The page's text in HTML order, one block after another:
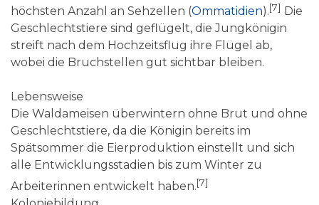
höchsten Anzahl an Sehzellen (Ommatidien).[7] Die
Geschlechtstiere sind geflügelt, die Jungkönigin
streift nach dem Hochzeitsflug ihre Flügel ab,
wobei die Bruchstellen gut sichtbar bleiben.
Lebensweise
Die Waldameisen überwintern ohne Brut und ohne
Geschlechtstiere, da die Königin bereits im
Spätsommer die Eierproduktion einstellt und sich
alle Entwicklungsstadien bis zum Winter zu
Arbeiterinnen entwickelt haben.[7]